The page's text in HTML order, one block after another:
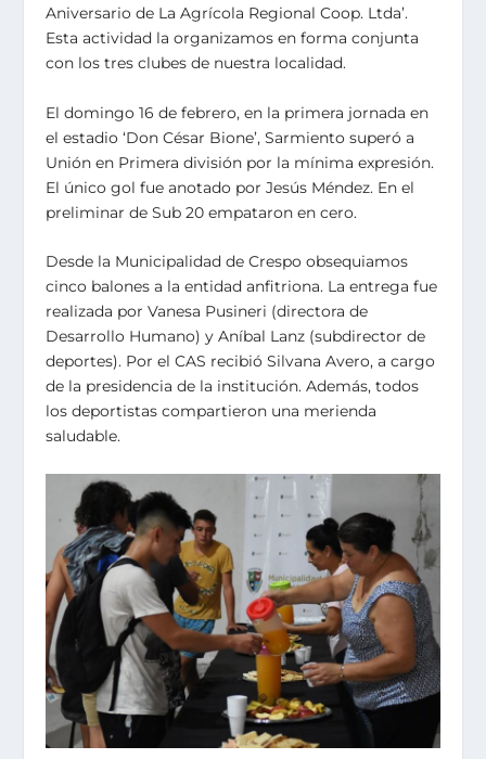
Aniversario de La Agrícola Regional Coop. Ltda’.
Esta actividad la organizamos en forma conjunta
con los tres clubes de nuestra localidad.
El domingo 16 de febrero, en la primera jornada en
el estadio ‘Don César Bione’, Sarmiento superó a
Unión en Primera división por la mínima expresión.
El único gol fue anotado por Jesús Méndez. En el
preliminar de Sub 20 empataron en cero.
Desde la Municipalidad de Crespo obsequiamos
cinco balones a la entidad anfitriona. La entrega fue
realizada por Vanesa Pusineri (directora de
Desarrollo Humano) y Aníbal Lanz (subdirector de
deportes). Por el CAS recibió Silvana Avero, a cargo
de la presidencia de la institución. Además, todos
los deportistas compartieron una merienda
saludable.